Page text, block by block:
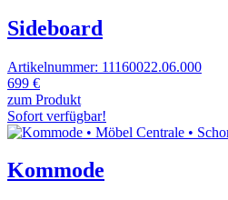
Sideboard
Artikelnummer: 11160022.06.000
699 €
zum Produkt
Sofort verfügbar!
Kommode